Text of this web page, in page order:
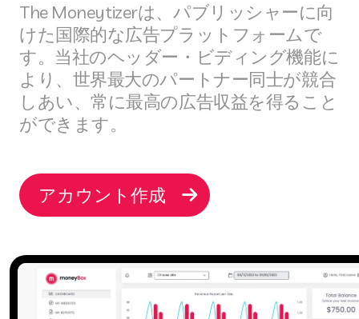
The Moneytizerは、パブリッシャーに向
けた国際的な広告プラットフォームで
す。当社のヘッダー・ビディング機能に
より、世界最大のパートナー同士が競合
しあい、常に最高の広告収益を得ること
ができます。
アカウント作成